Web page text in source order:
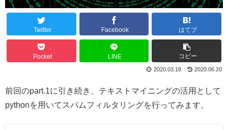
Twitter Facebook はてブ
Pocket LINE コピー
2020.06.20
2020.03.18
前回のpart.1に引き続き、テキストマイニングの活用として
pythonを用いてスパムフィルタリングを行ってみます。